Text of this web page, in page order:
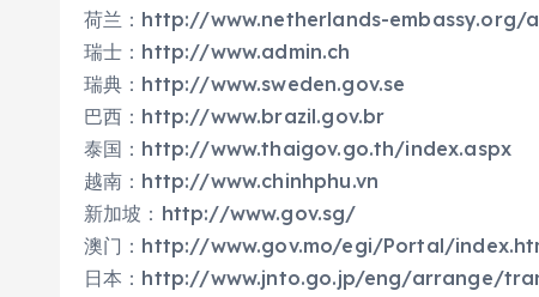
荷兰：http://www.netherlands-embassy.org/
瑞士：http://www.admin.ch
瑞典：http://www.sweden.gov.se
巴西：http://www.brazil.gov.br
泰国：http://www.thaigov.go.th/index.aspx
越南：http://www.chinhphu.vn
新加坡：http://www.gov.sg/
澳门：http://www.gov.mo/egi/Portal/
日本：http://www.jnto.go.jp/eng/arrange/